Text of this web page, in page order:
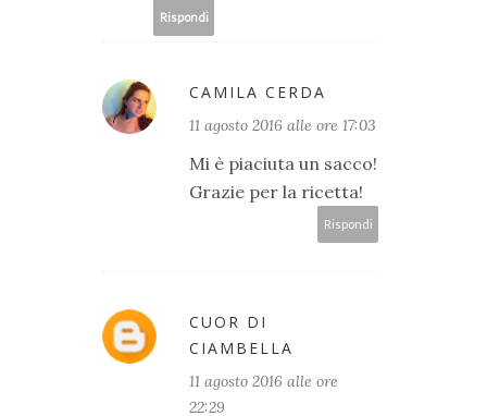
Rispondi
CAMILA CERDA
11 agosto 2016 alle ore 17:03
Mi è piaciuta un sacco!
Grazie per la ricetta!
Rispondi
CUOR DI
CIAMBELLA
11 agosto 2016 alle ore
22:29